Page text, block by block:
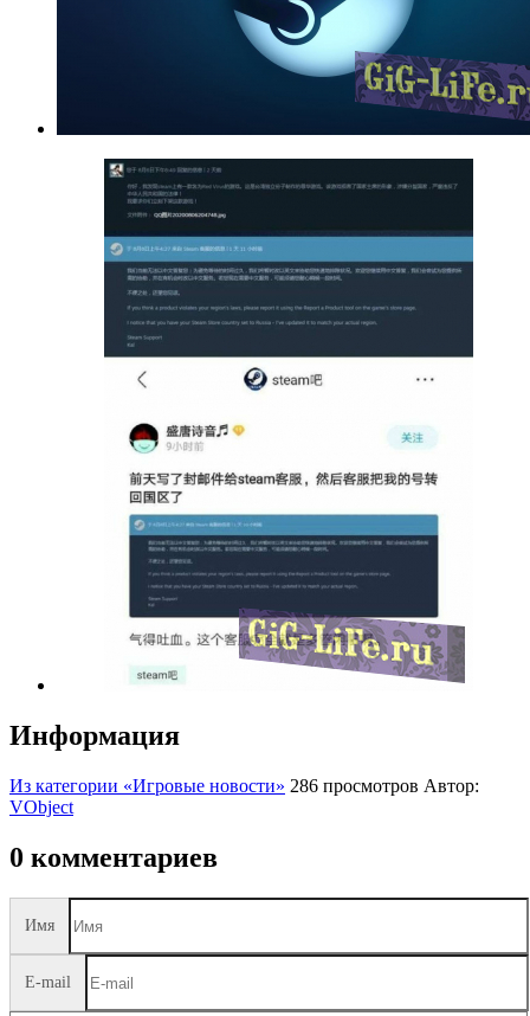
Информация
Из категории «Игровые новости» 286 просмотров Автор:
VObject
0 комментариев
Имя
E-mail